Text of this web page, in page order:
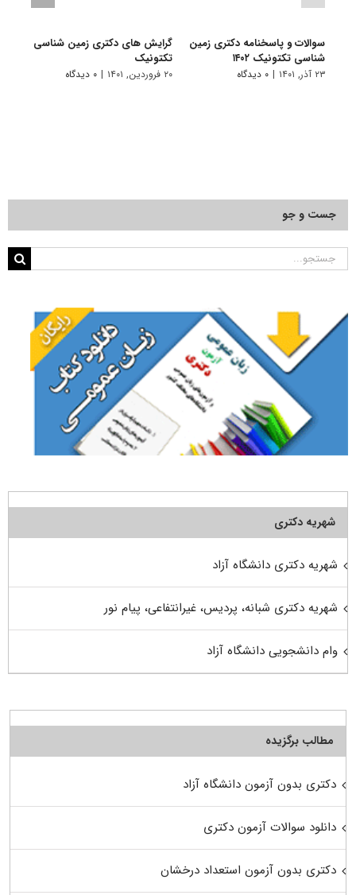
سوالات و پاسخنامه دکتری زمین
شناسی تکتونیک ۱۴۰۲
۲۳ آذر, ۱۴۰۱ | ۰ دیدگاه
گرایش های دکتری زمین شناسی
تکتونیک
۲۰ فروردین, ۱۴۰۱ | ۰ دیدگاه
جست و جو
جستجو
شهریه دکتری
شهریه دکتری دانشگاه آزاد
شهریه دکتری شبانه، پردیس، غیرانتفاعی، پیام نور
وام دانشجویی دانشگاه آزاد
مطالب برگزیده
دکتری بدون آزمون دانشگاه آزاد
دانلود سوالات آزمون دکتری
دکتری بدون آزمون استعداد درخشان